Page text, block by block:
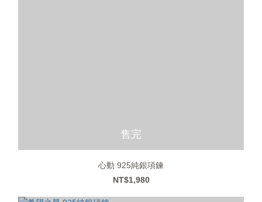
售完
心動 925純銀項鍊
NT$1,980